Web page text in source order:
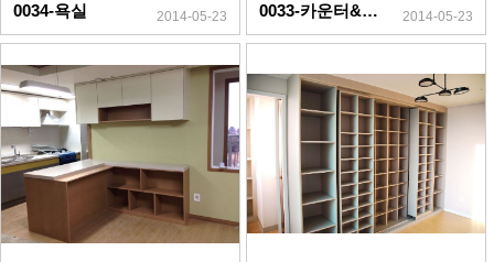
0034-욕실 2014-05-23 0033-카운터&수납장 2014-05-23